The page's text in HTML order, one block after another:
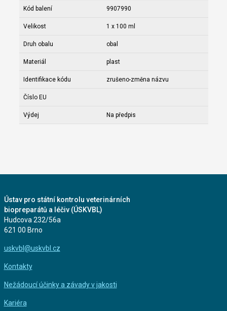
Kód balení 9907990
Velikost 1 x 100 ml
Druh obalu obal
Materiál plast
Identifikace kódu zrušeno-změna názvu
Číslo EU
Výdej Na předpis
Ústav pro státní kontrolu veterinárních
biopreparátů a léčiv (ÚSKVBL)
Hudcova 232/56a
621 00 Brno
uskvbl@uskvbl.cz
Kontakty
Nežádoucí účinky a závady v jakosti
Kariéra